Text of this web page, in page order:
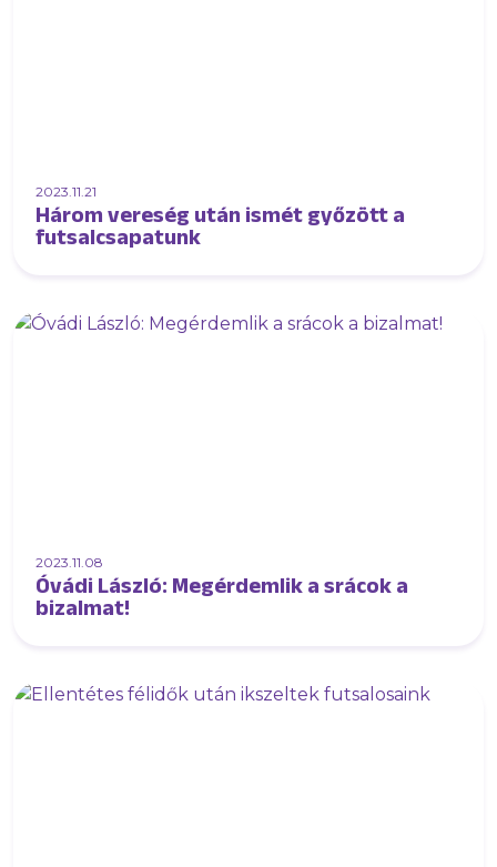
2023.11.21
Három vereség után ismét győzött a
futsalcsapatunk
2023.11.08
Óvádi László: Megérdemlik a srácok a
bizalmat!